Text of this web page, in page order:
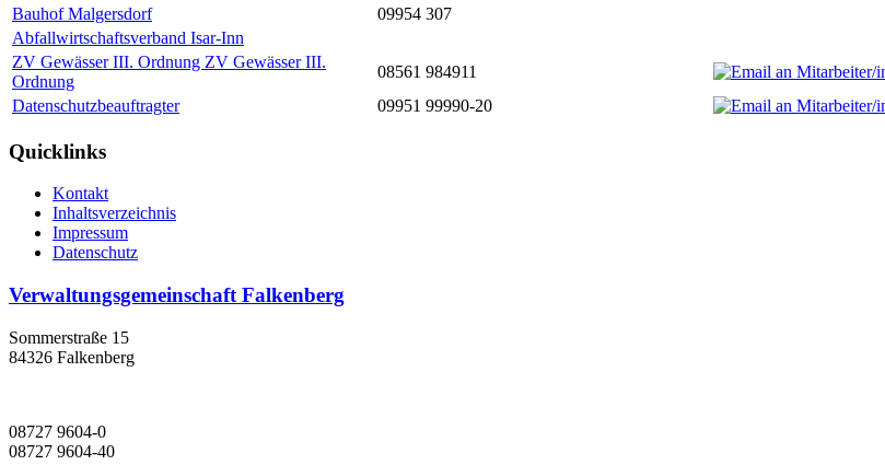
Bauhof Malgersdorf
09954 307
Abfallwirtschaftsverband Isar-Inn
ZV Gewässer III. Ordnung ZV Gewässer III.
Ordnung
08561 984911
Datenschutzbeauftragter
09951 99990-20
Quicklinks
Kontakt
Inhaltsverzeichnis
Impressum
Datenschutz
Verwaltungsgemeinschaft Falkenberg
Sommerstraße 15
84326 Falkenberg
08727 9604-0
08727 9604-40